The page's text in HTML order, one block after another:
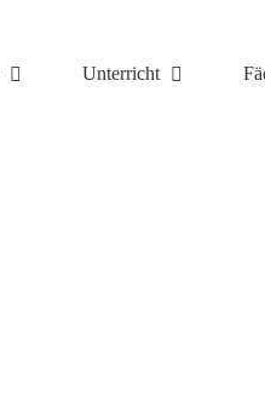
Unterricht